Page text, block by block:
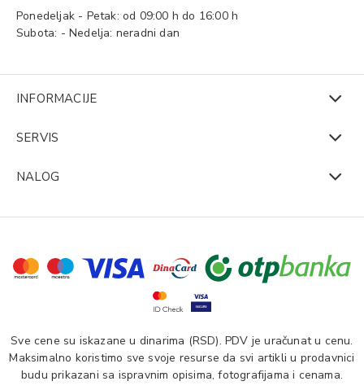
Ponedeljak - Petak: od 09:00 h do 16:00 h
Subota: - Nedelja: neradni dan
INFORMACIJE
SERVIS
NALOG
Sve cene su iskazane u dinarima (RSD). PDV je uračunat u cenu.
Maksimalno koristimo sve svoje resurse da svi artikli u prodavnici
budu prikazani sa ispravnim opisima, fotografijama i cenama.